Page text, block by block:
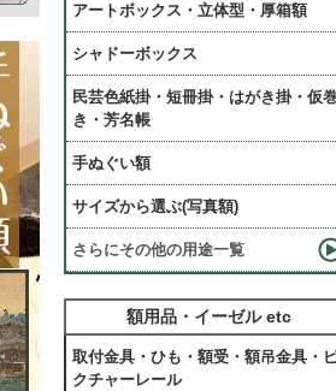
アートボックス・立体型・厚箱額
シャドーボックス
民芸色紙掛・短冊掛・はがき掛・仮
き・芳名帳
手ぬぐい額
サイズから選ぶ(写真額)
さらにその他の用途一覧
額用品・イーゼル etc
取付金具・ひも・額受・額吊金具・
クチャーレール